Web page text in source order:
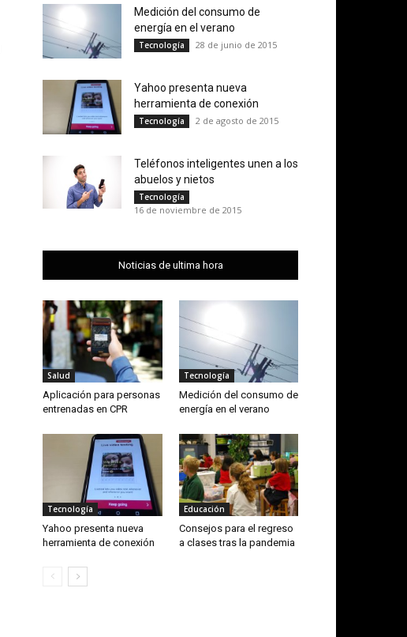
Medición del consumo de
energía en el verano
Tecnología 28 de junio de 2015
Yahoo presenta nueva
herramienta de conexión
Tecnología 2 de agosto de 2015
Teléfonos inteligentes unen a los
abuelos y nietos
Tecnología
16 de noviembre de 2015
Noticias de ultima hora
Salud
Aplicación para personas
entrenadas en CPR
Tecnología
Medición del consumo de
energía en el verano
Tecnología
Yahoo presenta nueva
herramienta de conexión
Educación
Consejos para el regreso
a clases tras la pandemia